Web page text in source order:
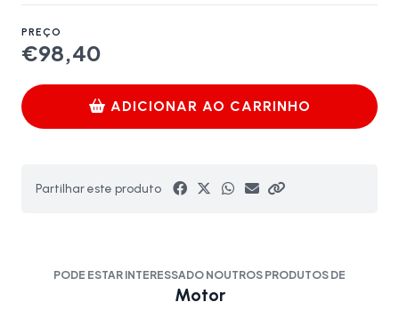
PREÇO
€98,40
ADICIONAR AO CARRINHO
Partilhar este produto
PODE ESTAR INTERESSADO NOUTROS PRODUTOS DE
Motor